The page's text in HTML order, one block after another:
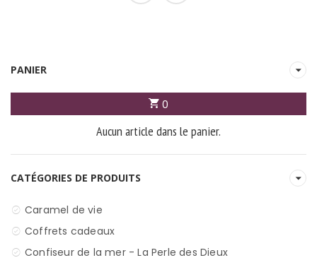
PANIER
0
Aucun article dans le panier.
CATÉGORIES DE PRODUITS
Caramel de vie
Coffrets cadeaux
Confiseur de la mer - La Perle des Dieux